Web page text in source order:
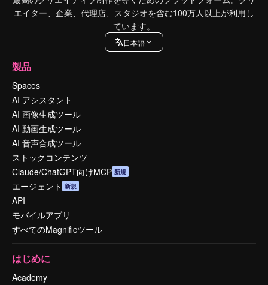
エイター、企業、代理店、スタジオを含む100万人以上が利用し
ています。
日本語
製品
Spaces
AI アシスタント
AI 画像生成ツール
AI 動画生成ツール
AI 音声合成ツール
ストックコンテンツ
Claude/ChatGPT向けMCP 新規
エージェント 新規
API
モバイルアプリ
すべてのMagnificツール
はじめに
Academy